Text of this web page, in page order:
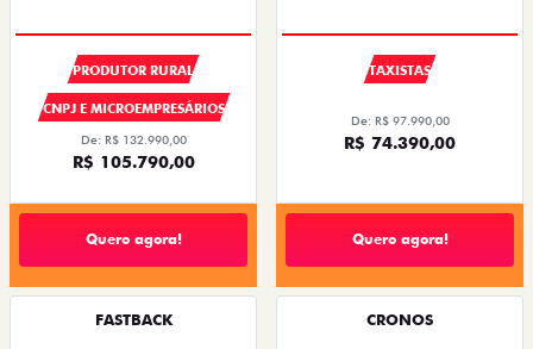
PRODUTOR RURAL
CNPJ E MICROEMPRESÁRIOS
De: R$ 132.990,00
R$ 105.790,00
Quero agora!
TAXISTAS
De: R$ 97.990,00
R$ 74.390,00
Quero agora!
FASTBACK CRONOS